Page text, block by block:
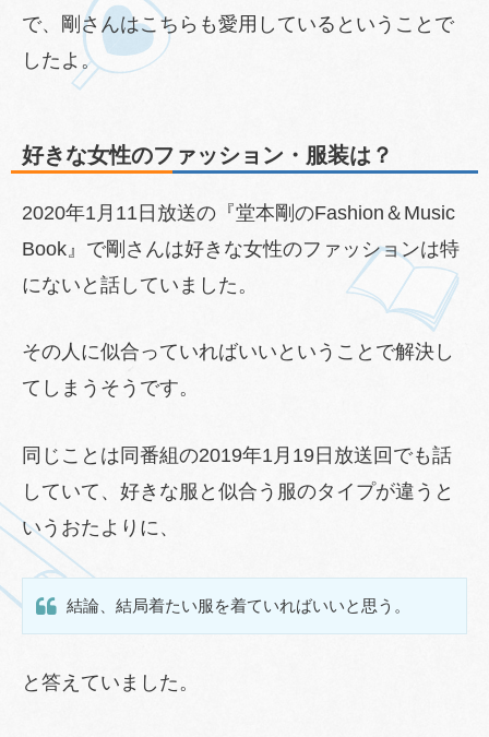
で、剛さんはこちらも愛用しているということで
したよ。
好きな女性のファッション・服装は？
2020年1月11日放送の『堂本剛のFashion＆Music
Book』で剛さんは好きな女性のファッションは特
にないと話していました。
その人に似合っていればいいということで解決し
てしまうそうです。
同じことは同番組の2019年1月19日放送回でも話
していて、好きな服と似合う服のタイプが違うと
いうおたよりに、
結論、結局着たい服を着ていればいいと思う。
と答えていました。